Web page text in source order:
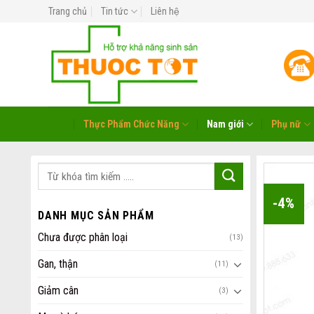
Trang chủ Tin tức Liên hệ
Thực Phẩm Chức Năng Nam giới Phụ nữ
DANH MỤC SẢN PHẨM
Chưa được phân loại
(13)
Gan, thận (11)
Giảm cân (3)
-4%